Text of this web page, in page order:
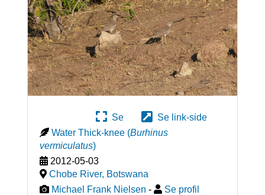
Se
Se link-side
Water Thick-knee (Burhinus
vermiculatus)
2012-05-03
Chobe River, Botswana
Michael Frank Nielsen - Se profil